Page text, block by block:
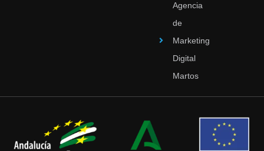
Agencia
de
Marketing
Digital
Martos